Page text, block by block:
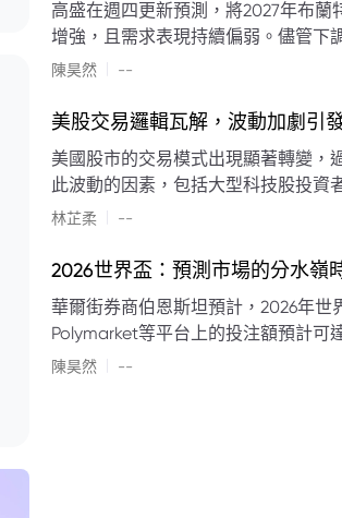
高盛在週四更新預測，將2027年布
增強，且需求表現持續偏弱。儘管下
蘭特原油均價為每桶90美元。該行認
其影響低於預期，二季度的全球供應
口受阻持續，2026年底油價可能升至
若供應快速恢復且需求進一步走弱，
美元。
陳昊然 --
美股交易邏輯瓦解，波動加劇引
美國股市的交易模式出現顯著轉變，
此波動的因素，包括大型科技股投資
矛盾信號。專家意見顯示，雙向交易
點：** * **交易邏輯轉變：** 順勢做多的市場邏輯已瓦解，市場走向變得難以預測。 * **科技股信心減弱：**
現顯著的單日反轉幅度，整體市場穩定性大幅下降。 * **經濟數據拉扯：
縮貨幣政策預期升溫之間形成拉扯，加劇市場不確定性。 * **專家
切換，投資者意見分歧程度處於極高水平。 * **聚焦聯準會：** 聯準會的利率決議及後續記
林芷柔 --
2026世界盃：預測市場的分水嶺
華爾街券商伯恩斯坦預計，2026年世
Polymarket等平台上的投注額預計可
道、西班牙語轉播權以及對預測市場
陳昊然 --